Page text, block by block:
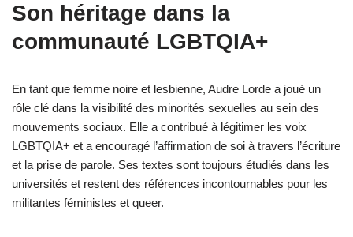
Son héritage dans la
communauté LGBTQIA+
En tant que femme noire et lesbienne, Audre Lorde a joué un
rôle clé dans la visibilité des minorités sexuelles au sein des
mouvements sociaux. Elle a contribué à légitimer les voix
LGBTQIA+ et a encouragé l’affirmation de soi à travers l’écriture
et la prise de parole. Ses textes sont toujours étudiés dans les
universités et restent des références incontournables pour les
militantes féministes et queer.